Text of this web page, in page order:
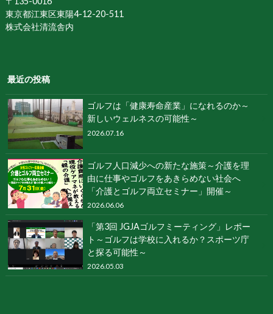
東京都江東区東陽4-12-20-511
株式会社清流舎内
最近の投稿
ゴルフは「健康寿命産業」になれるのか～
新しいウェルネスの可能性～
2026.07.16
ゴルフ人口減少への新たな施策～介護を理
由に仕事やゴルフをあきらめない社会へ
「介護とゴルフ両立セミナー」開催～
2026.06.06
「第3回 JGJAゴルフミーティング」レポー
ト～ゴルフは学校に入れるか？スポーツ庁
と探る可能性～
2026.05.03